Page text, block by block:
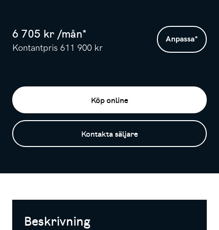
6 705 kr /mån*
Kontantpris 611 900 kr
Anpassa*
Köp online
Kontakta säljare
Beskrivning